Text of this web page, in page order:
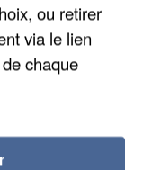
ou retirer
via le lien
chaque